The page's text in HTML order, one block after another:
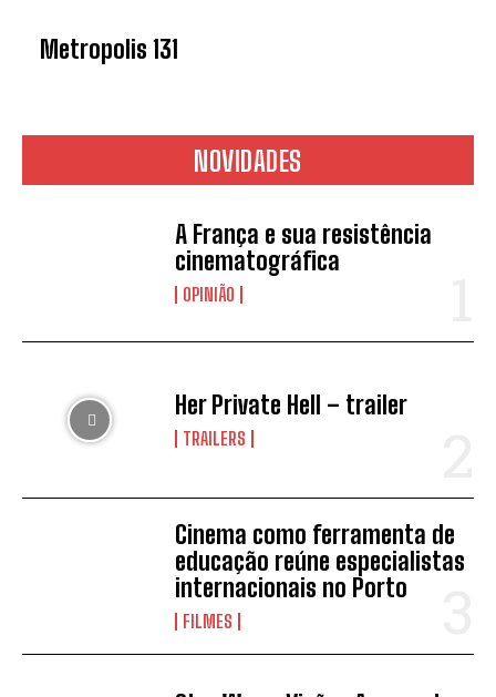
Metropolis 131
NOVIDADES
A França e sua resistência
cinematográfica
OPINIÃO
Her Private Hell – trailer
TRAILERS
Cinema como ferramenta de
educação reúne especialistas
internacionais no Porto
FILMES